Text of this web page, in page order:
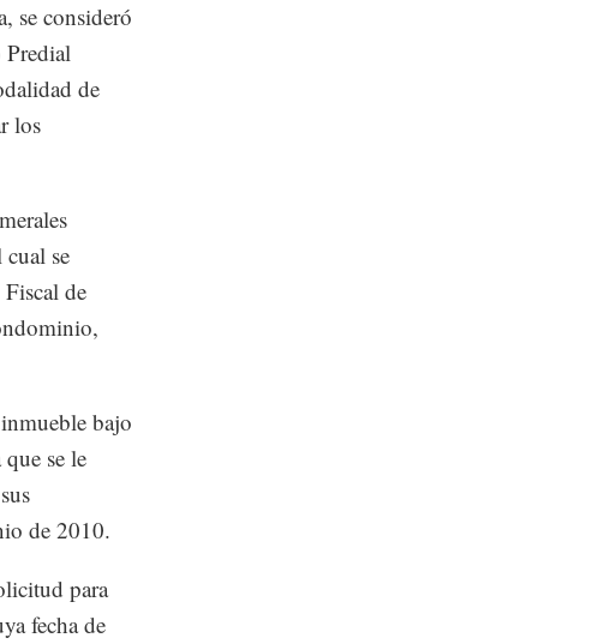
se consideró
Predial
de
los
se
de
bajo
se le
de 2010.
para
fecha de